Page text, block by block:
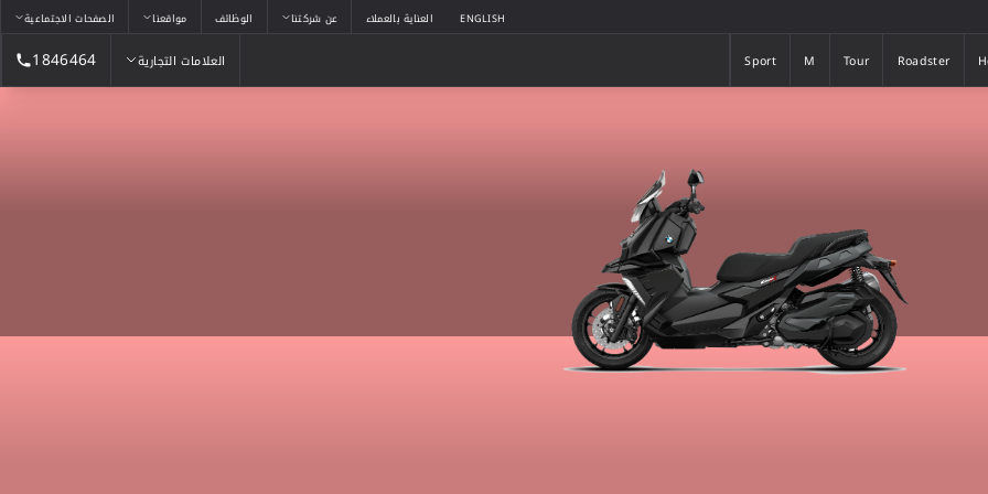
ENGLISH العناية بالعملاء عن شركتنا الوظائف مواقعنا الصفحات الاجتماعية
Roadster
Tour
M
Sport العلامات التجارية 1846464